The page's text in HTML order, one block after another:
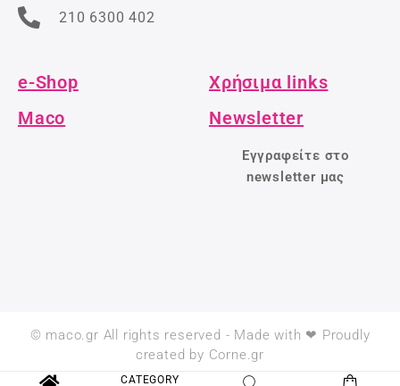
210 6300 402
e-Shop
Χρήσιμα links
Maco
Newsletter
Εγγραφείτε στο
newsletter μας
© maco.gr All rights reserved - Made with ❤ Proudly
created by Corne.gr
CATEGORY